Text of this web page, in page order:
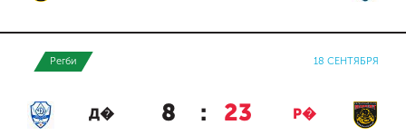
Регби 18 СЕНТЯБРЯ
Д� 8 : 23 Р�